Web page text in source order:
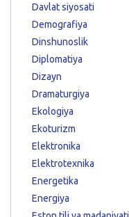
Davlat siyosati
Demografiya
Dinshunoslik
Diplomatiya
Dizayn
Dramaturgiya
Ekologiya
Ekoturizm
Elektronika
Elektrotexnika
Energetika
Energiya